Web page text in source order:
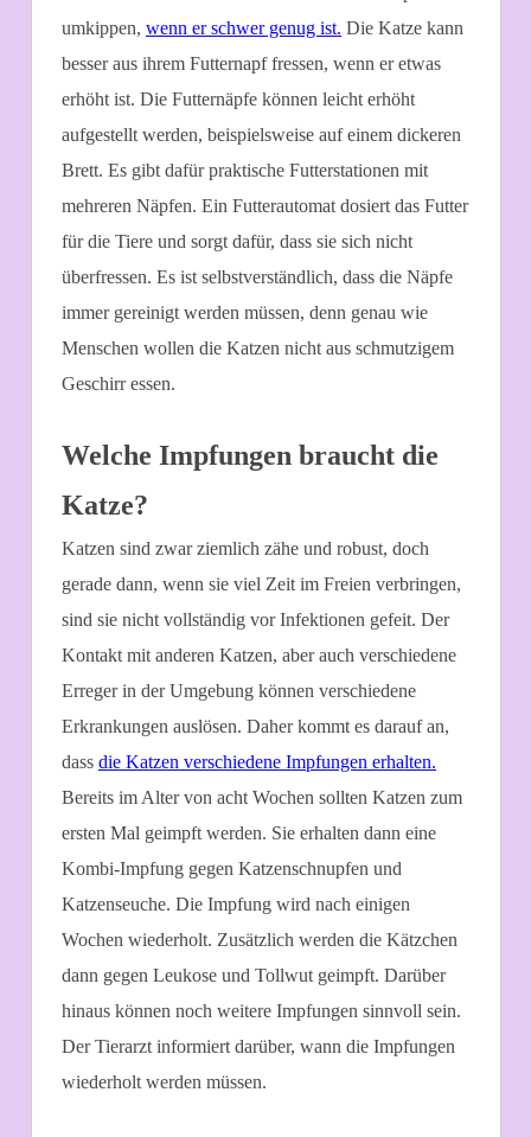
umkippen, wenn er schwer genug ist. Die Katze kann
besser aus ihrem Futternapf fressen, wenn er etwas
erhöht ist. Die Futternäpfe können leicht erhöht
aufgestellt werden, beispielsweise auf einem dickeren
Brett. Es gibt dafür praktische Futterstationen mit
mehreren Näpfen. Ein Futterautomat dosiert das Futter
für die Tiere und sorgt dafür, dass sie sich nicht
überfressen. Es ist selbstverständlich, dass die Näpfe
immer gereinigt werden müssen, denn genau wie
Menschen wollen die Katzen nicht aus schmutzigem
Geschirr essen.
Welche Impfungen braucht die
Katze?
Katzen sind zwar ziemlich zähe und robust, doch
gerade dann, wenn sie viel Zeit im Freien verbringen,
sind sie nicht vollständig vor Infektionen gefeit. Der
Kontakt mit anderen Katzen, aber auch verschiedene
Erreger in der Umgebung können verschiedene
Erkrankungen auslösen. Daher kommt es darauf an,
dass die Katzen verschiedene Impfungen erhalten.
Bereits im Alter von acht Wochen sollten Katzen zum
ersten Mal geimpft werden. Sie erhalten dann eine
Kombi-Impfung gegen Katzenschnupfen und
Katzenseuche. Die Impfung wird nach einigen
Wochen wiederholt. Zusätzlich werden die Kätzchen
dann gegen Leukose und Tollwut geimpft. Darüber
hinaus können noch weitere Impfungen sinnvoll sein.
Der Tierarzt informiert darüber, wann die Impfungen
wiederholt werden müssen.